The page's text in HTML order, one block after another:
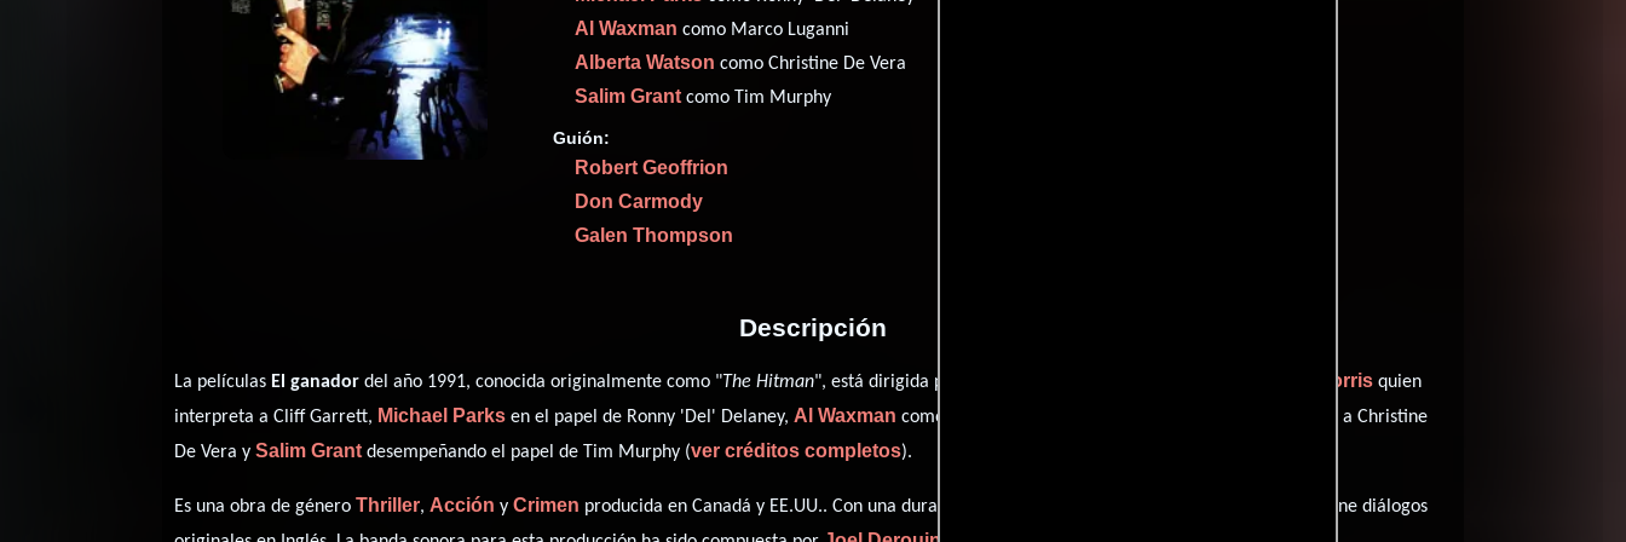
Al Waxman como Marco Luganni
Alberta Watson como Christine De Vera
Salim Grantcomo Tim Murphy
Guión:
Robert Geoffrion
Don Carmody
Galen Thompson
Descripción
La películas El ganador del año 1991, conocida originalmente como "The Hitman", está dirigida por Chuck Norris quien
interpreta a Cliff Garrett, Michael Parks en el papel de Ronny 'Del' Delaney,Al Waxman como Marco Luganni,
personificando a Christine
De Vera ySalim Grantdesempeñando el papel de Tim Murphy (ver créditos completos).
Es una obra de género Thriller,Acción yCrimen producida en Canadá y EE.UU.. Con una duración de 01 hr 35 min (95 minutos), esta película tiene diálogos